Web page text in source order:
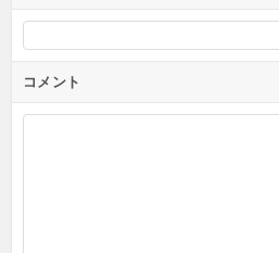
コメント